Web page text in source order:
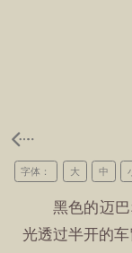
字体： 大 中
黑色的迈
光透过半开的车